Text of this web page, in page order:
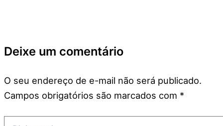
Deixe um comentário
O seu endereço de e-mail não será publicado.
Campos obrigatórios são marcados com *